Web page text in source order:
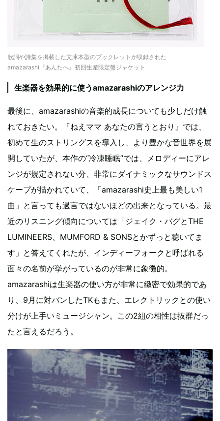
歌詞や詩集を掲載した文庫本型のブックレットが収録された
amazarashi『あんたへ』初回生産限定盤ジャケット
生楽器を効果的に使うamazarashiのアレンジ力
最後に、amazarashiの音楽的成長についても少しだけ触
れておきたい。『ねえママ あなたの言うとおり』では、
初めて生のストリングスを導入し、より豊かな音世界を展
開していたが、本作の“冷凍睡眠”では、メロディーにアレ
ンジが規定されない分、非常にダイナミックなサウンドス
ケープが描かれていて、「amazarashi史上最も美しい1
曲」と言っても過言ではないほどの出来となっている。最
近のリスニング傾向については「ジェイク・バグとTHE
LUMINEERS、MUMFORD & SONSとかずっと聴いてま
す」と答えてくれたが、インディーフォークと呼ばれる
面々の名前が挙がっているのが非常に象徴的。
amazarashiは生楽器の使い方が非常に緻密で効果的であ
り、9月に対バンしたTKもまた、エレクトリックとの使い
分けが上手いミュージシャン。この2組の相性は抜群だっ
たと言えるだろう。